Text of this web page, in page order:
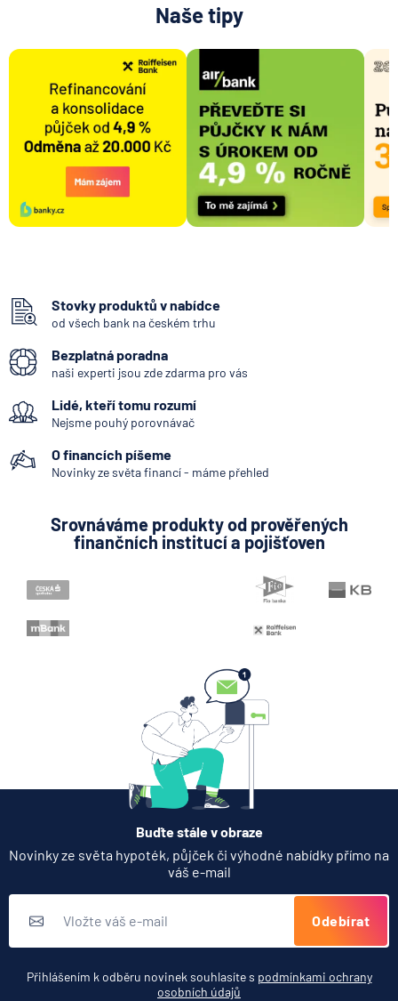
Naše tipy
Stovky produktů v nabídce
od všech bank na českém trhu
Bezplatná poradna
naši experti jsou zde zdarma pro vás
Lidé, kteří tomu rozumí
Nejsme pouhý porovnávač
O financích píšeme
Novinky ze světa financí - máme přehled
Srovnáváme produkty od prověřených
finančních institucí a pojišťoven
Buďte stále v obraze
Novinky ze světa hypoték, půjček či výhodné nabídky přímo na
váš e-mail
Odebírat
Přihlášením k odběru novinek souhlasíte s podmínkami ochrany
osobních údajů